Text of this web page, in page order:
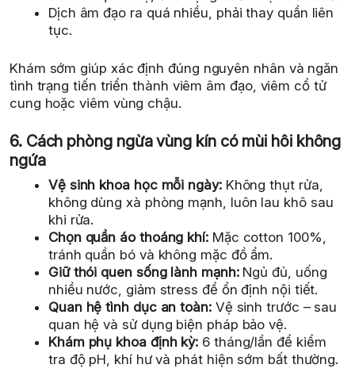
Dịch âm đạo ra quá nhiều, phải thay quần liên
tục.
Khám sớm giúp xác định đúng nguyên nhân và ngăn
tình trạng tiến triển thành viêm âm đạo, viêm cổ tử
cung hoặc viêm vùng chậu.
6. Cách phòng ngừa vùng kín có mùi hôi không
ngứa
Vệ sinh khoa học mỗi ngày:Không thụt rửa,
không dùng xà phòng mạnh, luôn lau khô sau
khi rửa.
Chọn quần áo thoáng khí:Mặc cotton 100%,
tránh quần bó và không mặc đồ ẩm.
Giữ thói quen sống lành mạnh:Ngủ đủ, uống
nhiều nước, giảm stress để ổn định nội tiết.
Quan hệ tình dục an toàn:Vệ sinh trước – sau
quan hệ và sử dụng biện pháp bảo vệ.
Khám phụ khoa định kỳ: 6 tháng/lần để kiểm
tra độ pH, khí hư và phát hiện sớm bất thường.